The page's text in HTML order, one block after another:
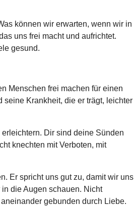
können wir erwarten, wenn wir in
uns frei macht und aufrichtet.
gesund.
Menschen frei machen für einen
seine Krankheit, die er trägt, leichter
Dir sind deine Sünden
knechten mit Verboten, mit
Er spricht uns gut zu, damit wir uns
die Augen schauen. Nicht
gebunden durch Liebe.